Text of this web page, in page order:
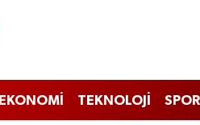
EKONOMİ TEKNOLOJİ SPOR